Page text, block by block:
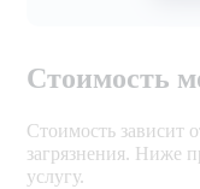
Стоимость
Стоимость зависит
загрязнения. Ниже
услугу.